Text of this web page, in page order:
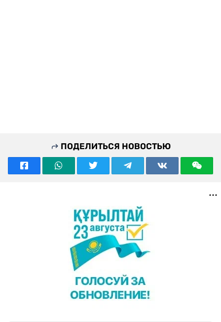
ПОДЕЛИТЬСЯ НОВОСТЬЮ